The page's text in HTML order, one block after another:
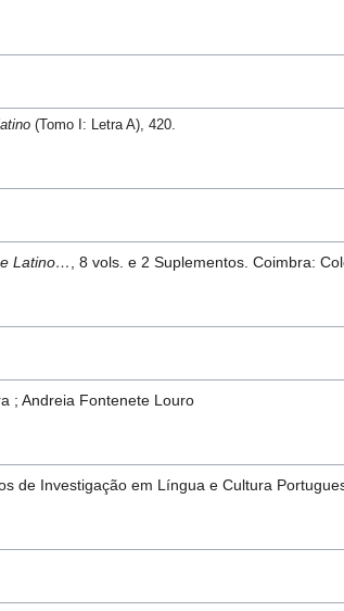
(Tomo I: Letra A), 420.
e Latino… , 8 vols. e 2 Suplementos. Coimbra:
; Andreia Fontenete Louro
de Investigação em Língua e Cultura